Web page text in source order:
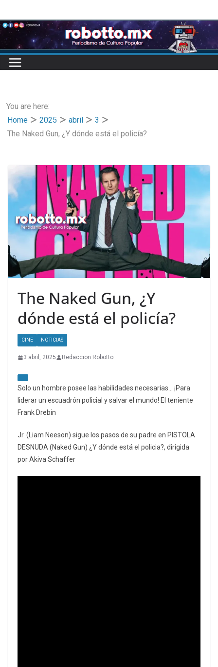
to
content
You are here:
Home
2025 abril
3
The Naked Gun, ¿Y dónde está el policía?
The Naked Gun, ¿Y
dónde está el policía?
CINE NOTICIAS
3 abril, 2025 Redaccion Robotto
Solo un hombre posee las habilidades necesarias… ¡Para
liderar un escuadrón policial y salvar el mundo! El teniente
Frank Drebin
Jr. (Liam Neeson) sigue los pasos de su padre en PISTOLA
DESNUDA (Naked Gun) ¿Y dónde está el policia?, dirigida
por Akiva Schaffer